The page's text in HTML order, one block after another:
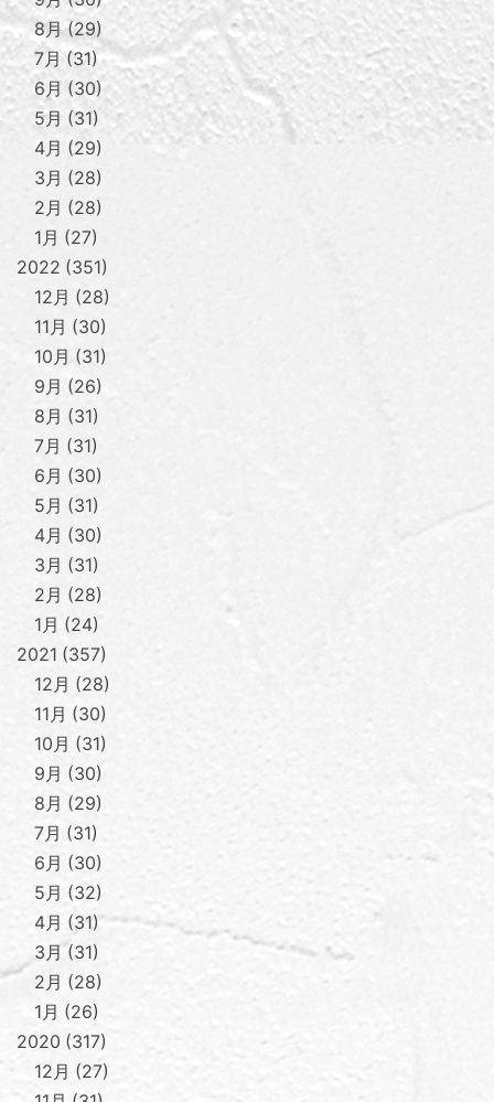
8月 29
7月
31
6月
30
5月
31
4月
29
3月
28
2月
28
1月
27
2022 351
12月
28
11月
30
10月
31
9月
26
8月
31
7月
31
6月
30
5月
31
4月
30
3月
31
2月
28
1月
24
2021 357
12月
28
11月
30
10月
31
9月
30
8月
29
7月
31
6月
30
5月
32
4月
31
3月
31
2月
28
1月
26
2020 317
12月
27